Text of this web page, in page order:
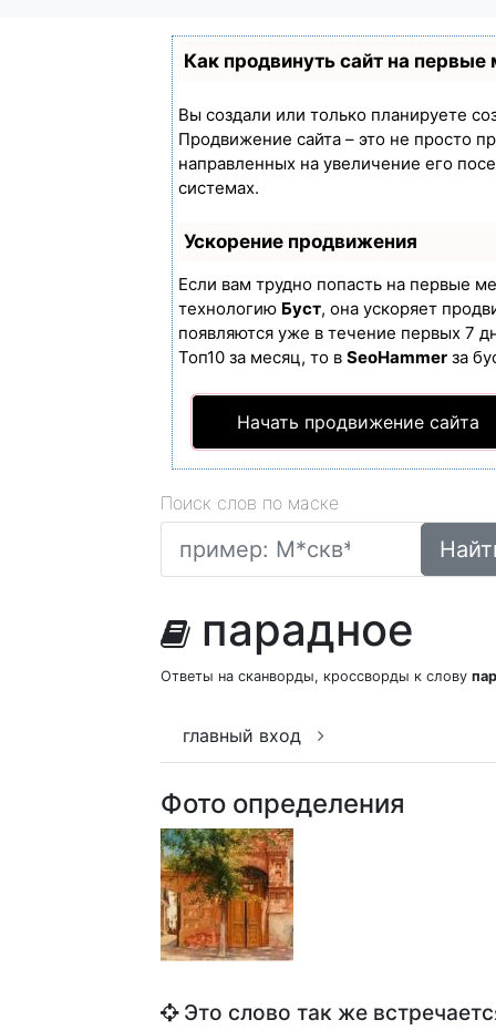
Как продвинуть сайт на первые
Вы создали или только планируете
Продвижение сайта – это не просто
направленных на увеличение его
системах.
Ускорение продвижения
Если вам трудно попасть на первые
технологию Буст, она ускоряет
появляются уже в течение первых 7
Топ10 за месяц, то в SeoHammer за
Начать продвижение сайта
Поиск слов по маске
парадное
Ответы на сканворды, кроссворды к слову
главный вход
Фото определения
Это слово так же